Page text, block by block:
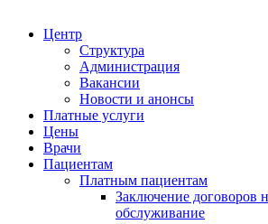
Центр
Структура
Администрация
Вакансии
Новости и анонсы
Платные услуги
Цены
Врачи
Пациентам
Платным пациентам
Заключение договоров
обслуживание